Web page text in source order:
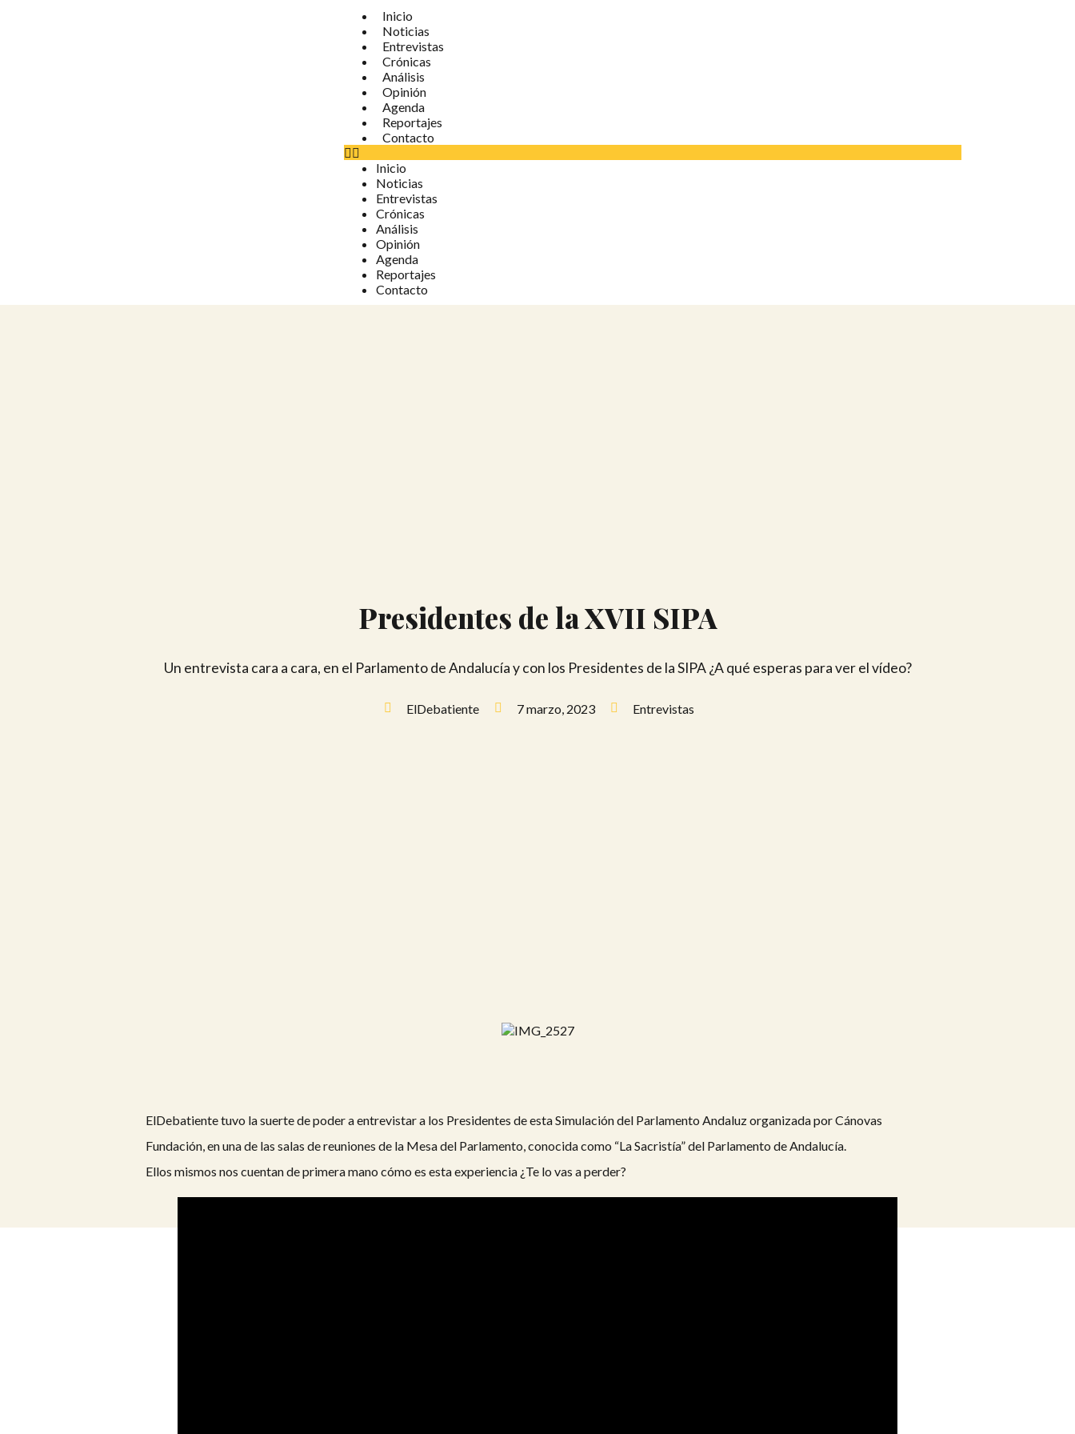
Inicio
Noticias
Entrevistas
Crónicas
Análisis
Opinión
Agenda
Reportajes
Contacto
Inicio
Noticias
Entrevistas
Crónicas
Análisis
Opinión
Agenda
Reportajes
Contacto
Presidentes de la XVII SIPA
Un entrevista cara a cara, en el Parlamento de Andalucía y con los Presidentes de la SIPA ¿A qué esperas para ver el vídeo?
ElDebatiente 7 marzo, 2023 Entrevistas
ElDebatiente tuvo la suerte de poder a entrevistar a los Presidentes de esta Simulación del Parlamento Andaluz organizada por Cánovas
Fundación, en una de las salas de reuniones de la Mesa del Parlamento, conocida como “La Sacristía” del Parlamento de Andalucía.
Ellos mismos nos cuentan de primera mano cómo es esta experiencia ¿Te lo vas a perder?